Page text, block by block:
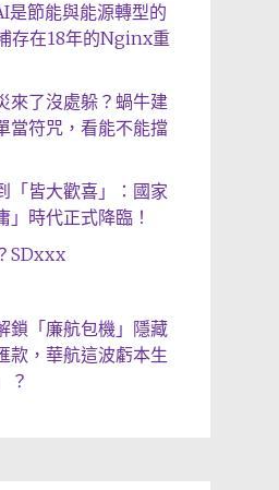
是節能與能源轉型的
存在18年的Nginx重
來了沒處躲？蝸牛建
當符咒，看能不能擋
「皆大歡喜」：國家
」時代正式降臨！
SDxxx
鎖「廉航包機」隱藏
款，華航這波虧本生
？